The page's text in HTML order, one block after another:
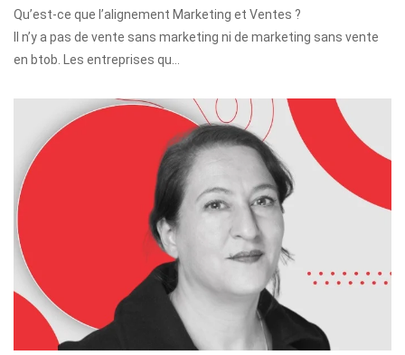
Qu’est-ce que l’alignement Marketing et Ventes ?
Il n’y a pas de vente sans marketing ni de marketing sans vente
en btob. Les entreprises qu…